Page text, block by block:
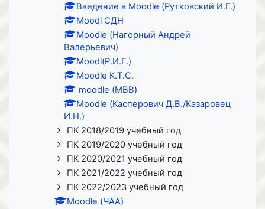
Введение в Moodle (Рутковский И.Г.)
Moodl СДН
Moodle (Нагорный Андрей
Валерьевич)
Moodl(Р.И.Г.)
Moodle К.Т.С.
moodle (МВВ)
Moodle (Касперович Д.В./Казаровец
И.Н.)
ПК 2018/2019 учебный год
ПК 2019/2020 учебный год
ПК 2020/2021 учебный год
ПК 2021/2022 учебный год
ПК 2022/2023 учебный год
Moodle (ЧАА)